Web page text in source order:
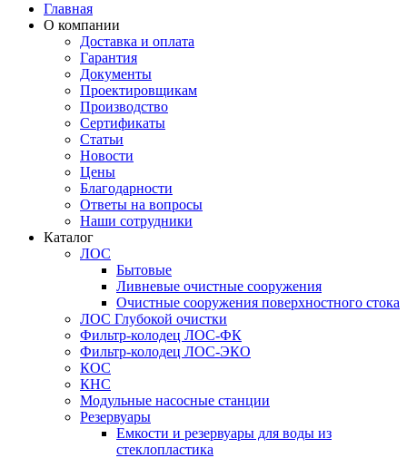
Главная
О компании
Доставка и оплата
Гарантия
Документы
Проектировщикам
Производство
Сертификаты
Статьи
Новости
Цены
Благодарности
Ответы на вопросы
Наши сотрудники
Каталог
ЛОС
Бытовые
Ливневые очистные сооружения
Очистные сооружения поверхностного стока
ЛОС Глубокой очистки
Фильтр-колодец ЛОС-ФК
Фильтр-колодец ЛОС-ЭКО
КОС
КНС
Модульные насосные станции
Резервуары
Емкости и резервуары для воды из
стеклопластика